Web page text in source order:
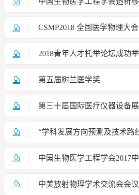
CSMP2018 全国医学物理大
2018青年人才托举论坛成功
第五届树兰医学奖
中美放射物理学术交流会会